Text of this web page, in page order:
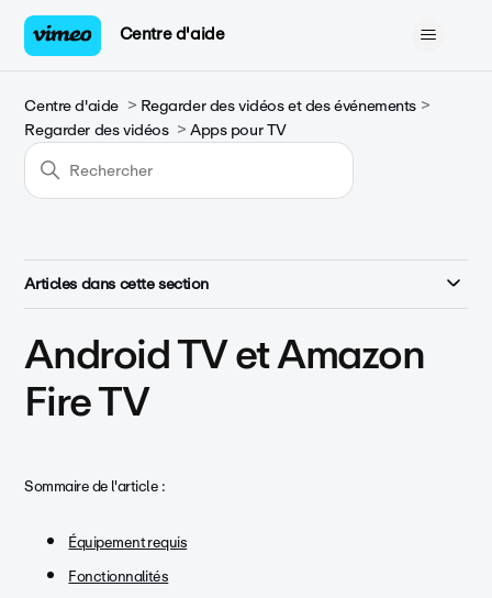
Centre d'aide
Centre d'aide
Regarder des vidéos et des événements
Regarder des vidéos
Apps pour TV
Articles dans cette section
Android TV et Amazon
Fire TV
Sommaire de l'article :
Équipement requis
Fonctionnalités